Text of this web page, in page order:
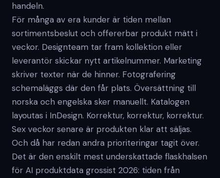
handeln.
För många av era kunder är tiden mellan
sortimentsbeslut och offererbar produkt mätt i
veckor. Designteam tar fram kollektion eller
leverantör skickar nytt artikelnummer. Marketing
skriver texter när de hinner. Fotografering
schemaläggs där den får plats. Översättning till
norska och engelska sker manuellt. Katalogen
layoutas i InDesign. Korrektur, korrektur, korrektur.
Sex veckor senare är produkten klar att säljas.
Och då har redan andra prioriteringar tagit över.
Det är den enskilt mest underskattade flaskhalsen
för AI produktdata grossist 2026: tiden från